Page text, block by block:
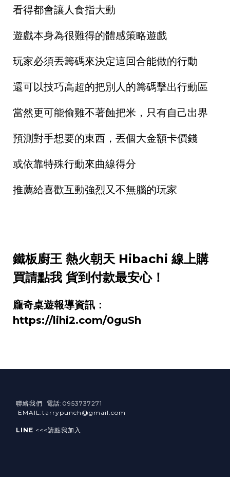
看得都會讓人食指大動
遊戲本身為很難得的體感策略遊戲
玩家必須丟籌碼來決定這回合能做的行動
還可以技巧高超的把別人的籌碼擊出行動區
當然更可能偷雞不著蝕把米，只有自己出界
預測對手想要的東西，丟個大金額卡價錢
或依靠特殊行動來曲線得分
推薦給喜歡互動強烈又不無腦的玩家
鐵板廚王 熱火朝天 Hibachi 線上購
買請點我 貨到付款最安心！
龐奇桌遊報導資訊：
https://lihi2.com/0guSh
聯絡我們 電話:0953737271
EMAIL:tarrypunch@gmail.com
LINE <<<請點我加入